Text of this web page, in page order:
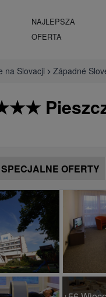
NAJLEPSZA
OFERTA
na Slovacji Západné
★★
SPECJALNE OFERTY